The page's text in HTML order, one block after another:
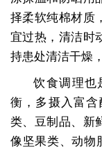
择柔软纯棉材质
宜过热，清洁时
持患处清洁干燥
饮食调理也
衡，多摄入富
类、豆制品、新
像坚果类、动物